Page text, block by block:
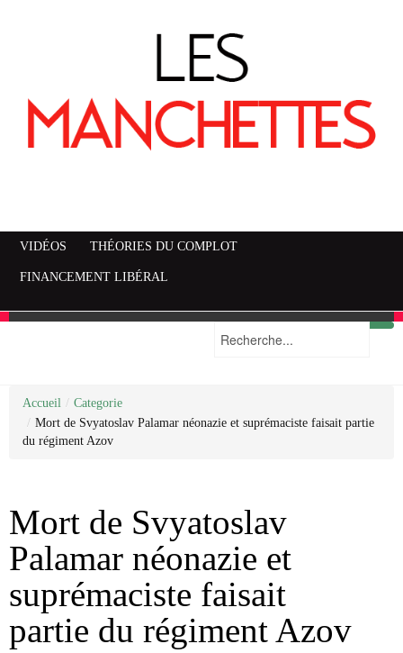
VIDÉOS THÉORIES DU COMPLOT
FINANCEMENT LIBÉRAL
Plan du site
Nous joindre
À propos de nous
Mise en garde
Juridique
Sondage
Recettes
Arnaque
Pharmaceutique
Ordre Professionnel
Collège des medecins
Comptable
Notaire
Médias traditionnels
Traduction
Categorie
Antifa
Personnalité publique
Politique
Médias de désinfo..
Denise Bombardier
Elsie Lefebvre
Emmanuelle Latraverse
Fatima Houda-Pepin
Geneviève Pettersen
Gilles Proulx
Guillaume St-Pierre
Jonathan Trudeau
Accueil / Categorie
/ Mort de Svyatoslav Palamar néonazie et suprémaciste faisait partie
du régiment Azov
Mort de Svyatoslav
Palamar néonazie et
suprémaciste faisait
partie du régiment Azov